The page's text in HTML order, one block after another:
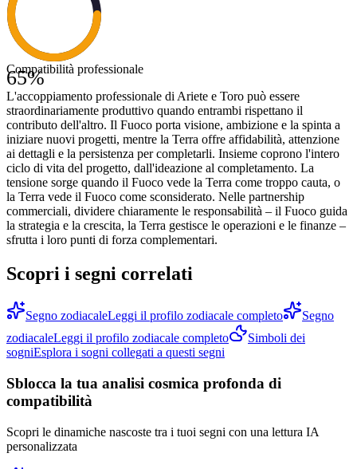
65%
Compatibilità professionale
L'accoppiamento professionale di Ariete e Toro può essere
straordinariamente produttivo quando entrambi rispettano il
contributo dell'altro. Il Fuoco porta visione, ambizione e la spinta a
iniziare nuovi progetti, mentre la Terra offre affidabilità, attenzione
ai dettagli e la persistenza per completarli. Insieme coprono l'intero
ciclo di vita del progetto, dall'ideazione al completamento. La
tensione sorge quando il Fuoco vede la Terra come troppo cauta, o
la Terra vede il Fuoco come sconsiderato. Nelle partnership
commerciali, dividere chiaramente le responsabilità – il Fuoco guida
la strategia e la crescita, la Terra gestisce le operazioni e le finanze –
sfrutta i loro punti di forza complementari.
Scopri i segni correlati
Segno zodiacaleLeggi il profilo zodiacale completo
Segno
zodiacaleLeggi il profilo zodiacale completo
Simboli dei
sogniEsplora i sogni collegati a questi segni
Sblocca la tua analisi cosmica profonda di
compatibilità
Scopri le dinamiche nascoste tra i tuoi segni con una lettura IA
personalizzata